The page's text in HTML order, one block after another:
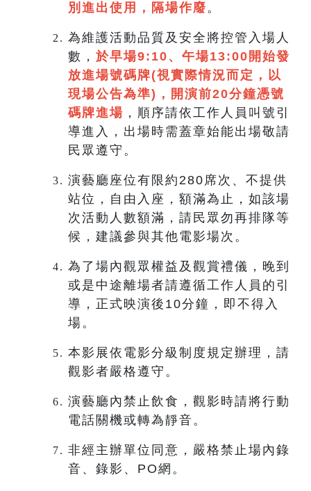
別進出使用，隔場作廢。
為維護活動品質及安全將控管入場人
數， 於早場9:10、午場13:00開始發
放進場號碼牌(視實際情況而定，以
現場公告為準) ，開演前20分鐘憑號
碼牌進場 ，順序請依工作人員叫號引
導進入，出場時需蓋章始能出場敬請
民眾遵守。
演藝廳座位有限約280席次、不提供
站位，自由入座，額滿為止，如該場
次活動人數額滿，請民眾勿再排隊等
候，建議參與其他電影場次。
為了場內觀眾權益及觀賞禮儀，晚到
或是中途離場者請遵循工作人員的引
導，正式映演後10分鐘，即不得入
場。
本影展依電影分級制度規定辦理，請
觀影者嚴格遵守。
演藝廳內禁止飲食，觀影時請將行動
電話關機或轉為靜音。
非經主辦單位同意，嚴格禁止場內錄
音、錄影、PO網。